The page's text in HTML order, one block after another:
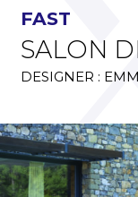
FAST
SALON
DESIGNER :